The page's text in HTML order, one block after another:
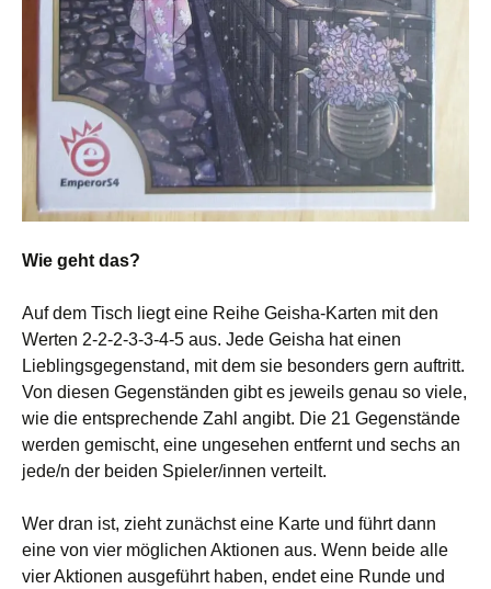
Wie geht das?
Auf dem Tisch liegt eine Reihe Geisha-Karten mit den
Werten 2-2-2-3-3-4-5 aus. Jede Geisha hat einen
Lieblingsgegenstand, mit dem sie besonders gern auftritt.
Von diesen Gegenständen gibt es jeweils genau so viele,
wie die entsprechende Zahl angibt. Die 21 Gegenstände
werden gemischt, eine ungesehen entfernt und sechs an
jede/n der beiden Spieler/innen verteilt.
Wer dran ist, zieht zunächst eine Karte und führt dann
eine von vier möglichen Aktionen aus. Wenn beide alle
vier Aktionen ausgeführt haben, endet eine Runde und